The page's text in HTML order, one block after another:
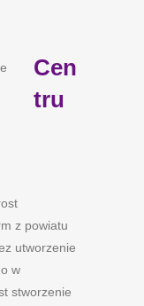
Cen
tru
z powiatu
utworzenie
w
stworzenie